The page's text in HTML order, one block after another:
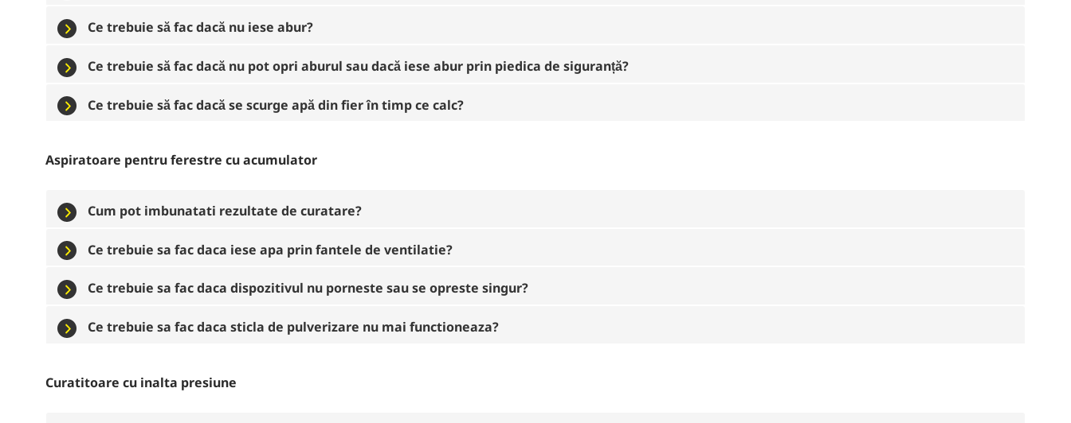
Ce trebuie să fac dacă nu iese abur?
Ce trebuie să fac dacă nu pot opri aburul sau dacă iese abur prin piedica de siguranță?
Ce trebuie să fac dacă se scurge apă din fier în timp ce calc?
Aspiratoare pentru ferestre cu acumulator
Cum pot imbunatati rezultate de curatare?
Ce trebuie sa fac daca iese apa prin fantele de ventilatie?
Ce trebuie sa fac daca dispozitivul nu porneste sau se opreste singur?
Ce trebuie sa fac daca sticla de pulverizare nu mai functioneaza?
Curatitoare cu inalta presiune